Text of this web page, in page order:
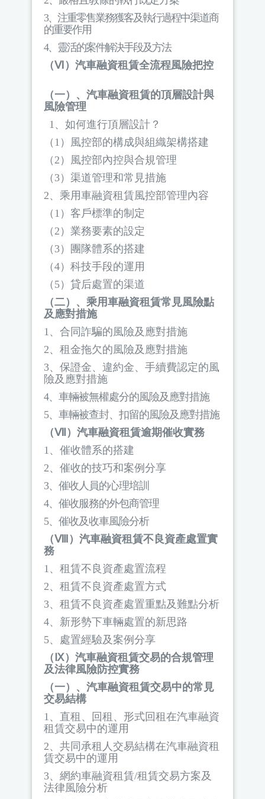
3、注重零售業務獲客及執行過程中渠道商
的重要作用
4、靈活的案件解決手段及方法
（Ⅵ）汽車融資租賃全流程風險把控
（一）、汽車融資租賃的頂層設計與
風險管理
1、如何進行頂層設計？
（ 1 ）風控部的構成與組織架構搭建
（2 ）風控部內控與合規管理
（ 3）渠道管理和常見措施
2、乘用車融資租賃風控部管理內容
（ 1 ）客戶標準的制定
（2 ）業務要素的設定
（ 3）團隊體系的搭建
（4）科技手段的運用
（ 5）貸后處置的渠道
（二）、乘用車融資租賃常見風險點
及應對措施
1、合同詐騙的風險及應對措施
2、租金拖欠的風險及應對措施
3、保證金、違約金、手續費認定的風
險及應對措施
4、車輛被無權處分的風險及應對措施
5、車輛被查封、扣留的風險及應對措施
（Ⅶ）汽車融資租賃逾期催收實務
1、催收體系的搭建
2、催收的技巧和案例分享
3、催收人員的心理培訓
4、催收服務的外包商管理
5、催收及收車風險分析
（Ⅷ）汽車融資租賃不良資產處置實
務
1、租賃不良資產處置流程
2、租賃不良資產處置方式
3、租賃不良資產處置重點及難點分析
4、新形勢下車輛處置的新思路
5、處置經驗及案例分享
（Ⅸ）汽車融資租賃交易的合規管理
及法律風險防控實務
（一）、汽車融資租賃交易中的常見
交易結構
1、直租、回租、形式回租在汽車融資
租賃交易中的運用
2、共同承租人交易結構在汽車融資租
賃交易中的運用
3、網約車融資租賃/租賃交易方案及
法律風險分析